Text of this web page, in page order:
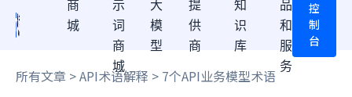
商
城
示
词
商
城
大
模
型
提
供
商
知
识
库
品
和
服
务
控
制
台
所有文章 >API术语解释 > 7个API业务模型术语